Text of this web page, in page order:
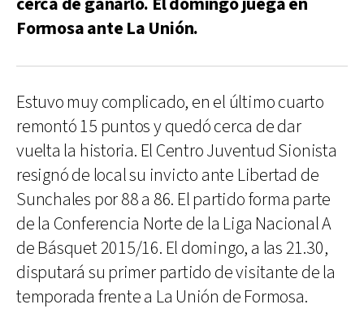
Formosa ante La Unión.
Estuvo muy complicado, en el último cuarto
remontó 15 puntos y quedó cerca de dar
vuelta la historia. El Centro Juventud Sionista
resignó de local su invicto ante Libertad de
Sunchales por 88 a 86. El partido forma parte
de la Conferencia Norte de la Liga Nacional A
de Básquet 2015/16. El domingo, a las 21.30,
disputará su primer partido de visitante de la
temporada frente a La Unión de Formosa.